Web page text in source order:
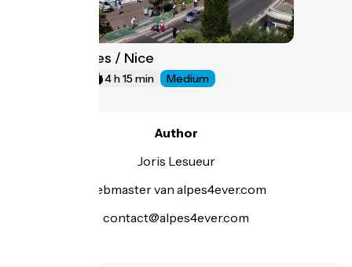
Les Ferres / Nice
4 h 15 min Medium
Author
Joris Lesueur
webmaster van alpes4ever.com
contact@alpes4ever.com